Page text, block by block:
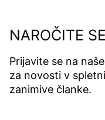
NAROČITE
Prijavite se na
za novosti v
zanimive članke.